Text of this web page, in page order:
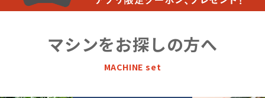
マシンをお探しの方へ
MACHINE set